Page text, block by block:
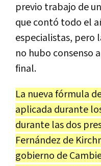
previo trabajo de
que contó todo el
especialistas, pero
no hubo consenso
final.
La nueva fórmula
aplicada durante
durante las dos
Fernández de
gobierno de